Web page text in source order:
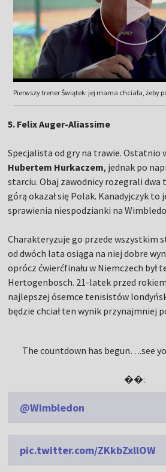
Pierwszy trener Świątek: jej mama chciała, żeby
5. Felix Auger-Aliassime
Specjalista od gry na trawie. Ostatnio
Hubertem Hurkaczem, jednak po
starciu. Obaj zawodnicy rozegrali
górą okazał się Polak. Kanadyjczyk to
sprawienia niespodzianki na
Charakteryzuje go przede wszystkim
od dwóch lata osiąga na niej dobre
oprócz ćwierćfinału w Niemczech był
Hertogenbosch. 21-latek przed
najlepszej ósemce tenisistów
będzie chciał ten wynik przynajmniej
The countdown has
��:
@Wimbledon
pic.twitter.com/ZKkbZxllOW